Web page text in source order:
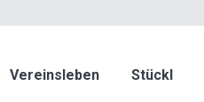
Vereinsleben Stückl